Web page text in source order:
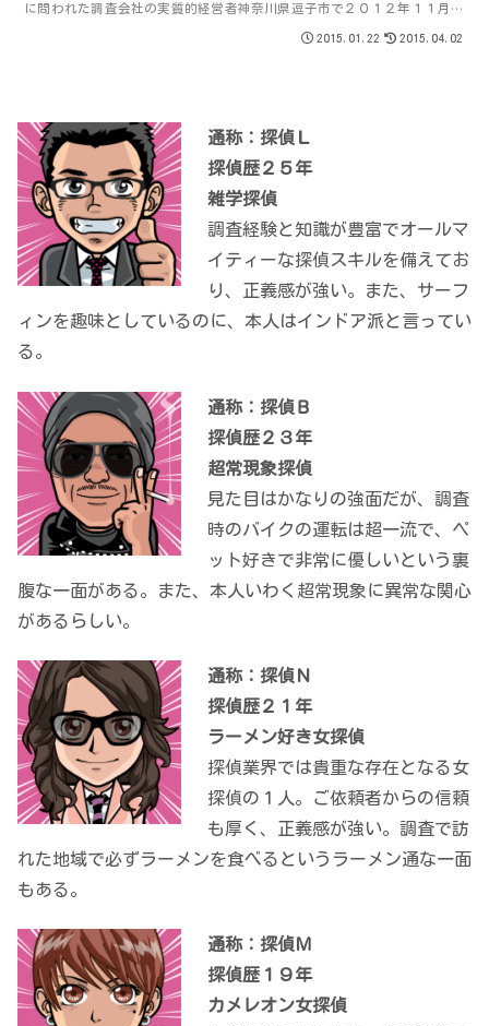
に問われた調査会社の実質的経営者神奈川県逗子市で２０１２年１１月に
2015.01.22 2015.04.02
通称：探偵Ｌ
探偵歴２５年
雑学探偵
調査経験と知識が豊富でオールマ
イティーな探偵スキルを備えてお
り、正義感が強い。また、サーフ
ィンを趣味としているのに、本人はインドア派と言ってい
る。
通称：探偵Ｂ
探偵歴２３年
超常現象探偵
見た目はかなりの強面だが、調査
時のバイクの運転は超一流で、ペ
ット好きで非常に優しいという裏
腹な一面がある。また、本人いわく超常現象に異常な関心
があるらしい。
通称：探偵Ｎ
探偵歴２１年
ラーメン好き女探偵
探偵業界では貴重な存在となる女
探偵の１人。ご依頼者からの信頼
も厚く、正義感が強い。調査で訪
れた地域で必ずラーメンを食べるというラーメン通な一面
もある。
通称：探偵Ｍ
探偵歴１９年
カメレオン女探偵